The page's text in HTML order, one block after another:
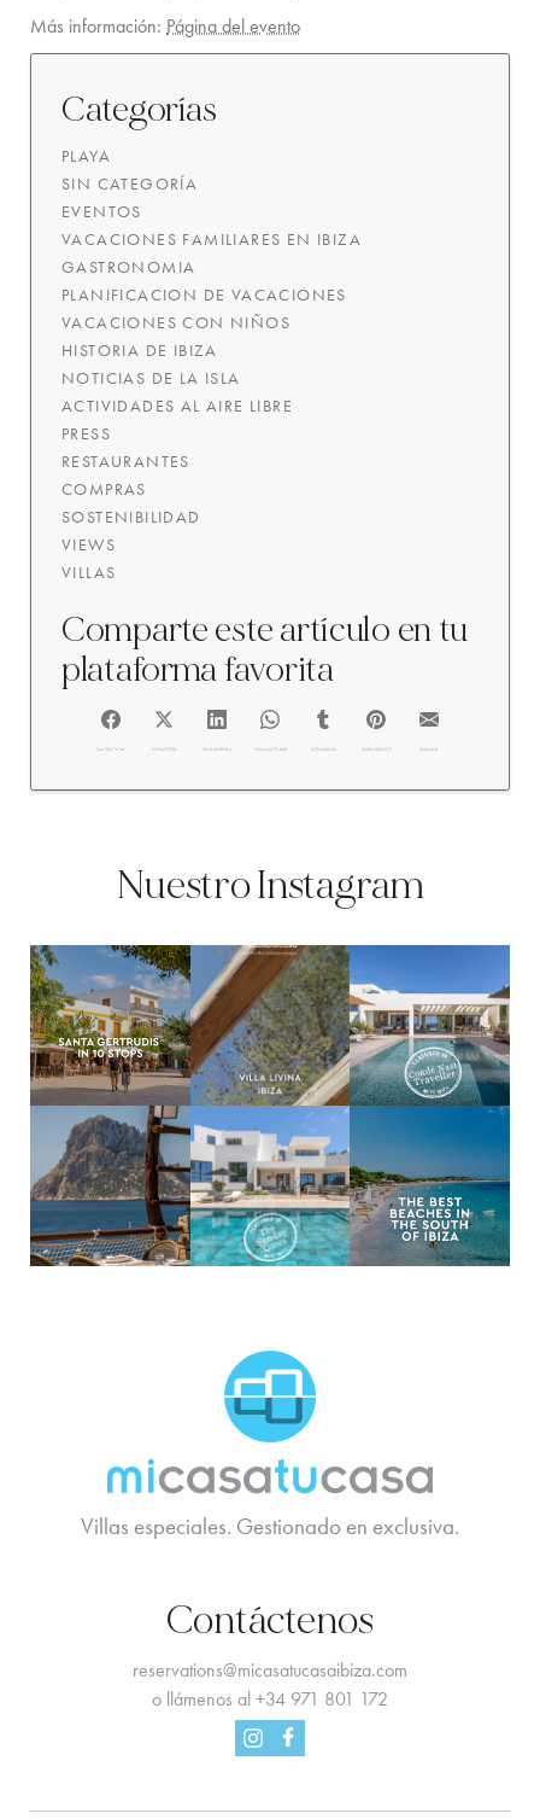
Más información: Página del evento
Categorías
PLAYA
SIN CATEGORÍA
EVENTOS
VACACIONES FAMILIARES EN IBIZA
GASTRONOMIA
PLANIFICACION DE VACACIONES
VACACIONES CON NIÑOS
HISTORIA DE IBIZA
NOTICIAS DE LA ISLA
ACTIVIDADES AL AIRE LIBRE
PRESS
RESTAURANTES
COMPRAS
SOSTENIBILIDAD
VIEWS
VILLAS
Comparte este artículo en tu
plataforma favorita
FACEBOOK @TWITTER @LINKEDIN @WHATSAPP @TUMBLR @PINTEREST @EMAIL
Nuestro Instagram
Villas especiales. Gestionado en exclusiva.
Contáctenos
reservations@micasatucasaibiza.com
o llámenos al+34 971 801 172
InstagramFacebook